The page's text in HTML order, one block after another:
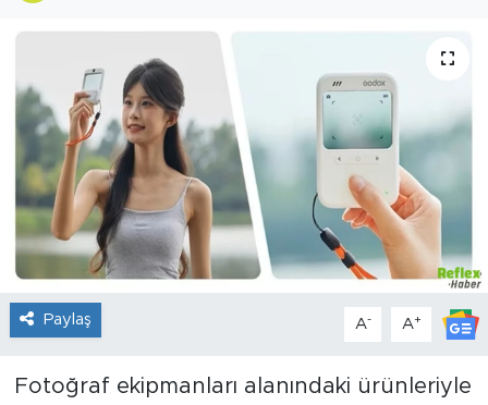
Paylaş A- A+
Fotoğraf ekipmanları alanındaki ürünleriyle
Spor
Teknoloji